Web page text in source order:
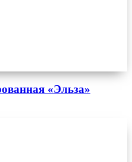
«Эльза»